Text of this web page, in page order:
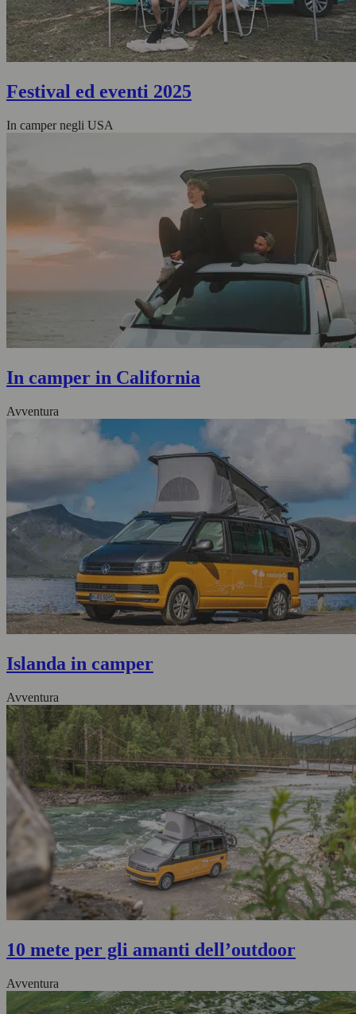
Festival ed eventi 2025
In camper negli USA
In camper in California
Avventura
Islanda in camper
Avventura
10 mete per gli amanti dell’outdoor
Avventura